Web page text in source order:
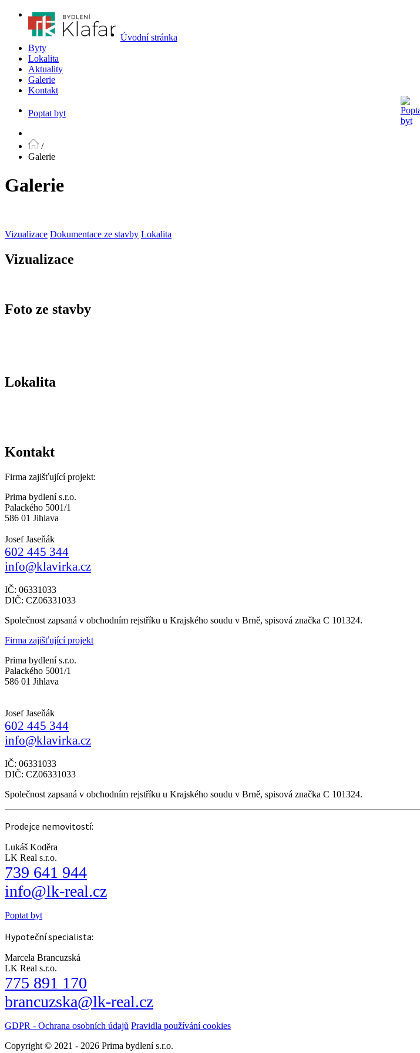
Úvodní stránka
Byty
Lokalita
Aktuality
Galerie
Kontakt
Poptat byt
/
Galerie
Galerie
Vizualizace Dokumentace ze stavby Lokalita
Vizualizace
Foto ze stavby
Lokalita
Kontakt
Firma zajišťující projekt:
Prima bydlení s.r.o.
Palackého 5001/1
586 01 Jihlava
Josef Jaseňák
602 445 344
info@klavirka.cz
IČ: 06331033
DIČ: CZ06331033
Společnost zapsaná v obchodním rejstříku u Krajského soudu v Brně, spisová značka C 101324.
Firma zajišťující projekt
Prima bydlení s.r.o.
Palackého 5001/1
586 01 Jihlava
Josef Jaseňák
602 445 344
info@klavirka.cz
IČ: 06331033
DIČ: CZ06331033
Společnost zapsaná v obchodním rejstříku u Krajského soudu v Brně, spisová značka C 101324.
Prodejce nemovitostí:
Lukáš Koděra
LK Real s.r.o.
739 641 944
info@lk-real.cz
Poptat byt
Hypoteční specialista:
Marcela Brancuzská
LK Real s.r.o.
775 891 170
brancuzska@lk-real.cz
GDPR - Ochrana osobních údajů Pravidla používání cookies
Copyright © 2021 - 2026 Prima bydlení s.r.o.